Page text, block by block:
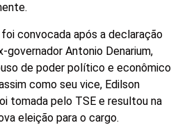
convocada após a declaração
governador Antonio Denarium,
de poder político e econômico
como seu vice, Edilson
tomada pelo TSE e resultou na
eleição para o cargo.